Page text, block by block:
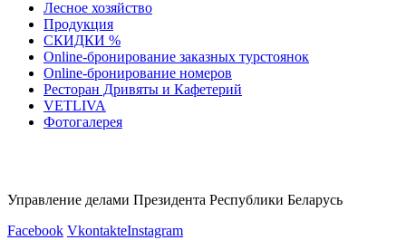
Лесное хозяйство
Продукция
СКИДКИ %
Оnline-бронирование заказных турстоянок
Оnline-бронирование номеров
Ресторан Дривяты и Кафетерий
VETLIVA
Фотогалерея
Управление делами Президента Республики Беларусь
Facebook VkontakteInstagram